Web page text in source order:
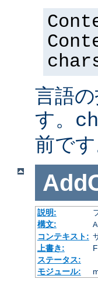
言語
す。
前です
説明:
構文:
コンテキスト:
上書き:
ステータス:
モジュール: